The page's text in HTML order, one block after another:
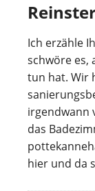
Ich erzähle
schwöre es,
tun hat. Wir
irgendwann
das
hier und da